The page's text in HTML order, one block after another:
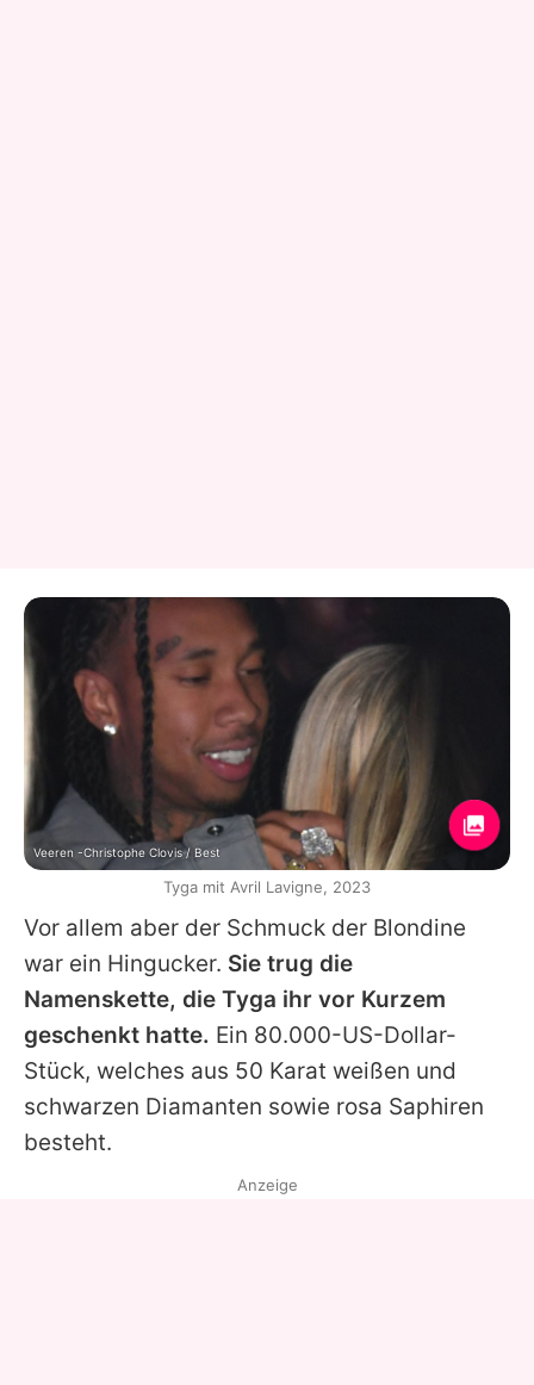
Vor allem aber der Schmuck der Blondine
war ein Hingucker. Sie trug die
Namenskette, die Tyga ihr vor Kurzem
geschenkt hatte. Ein 80.000-US-Dollar-
Stück, welches aus 50 Karat weißen und
schwarzen Diamanten sowie rosa Saphiren
besteht.
Veeren -Christophe Clovis / Best
Tyga mit Avril Lavigne, 2023
Anzeige